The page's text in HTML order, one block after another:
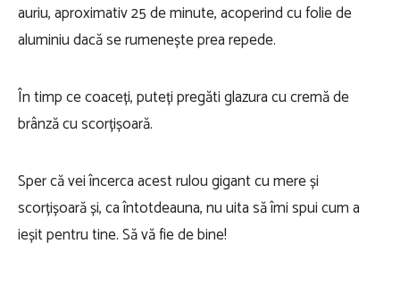
auriu, aproximativ 25 de minute, acoperind cu folie de
aluminiu dacă se rumenește prea repede.
În timp ce coaceți, puteți pregăti glazura cu cremă de
brânză cu scorțișoară.
Sper că vei încerca acest rulou gigant cu mere și
scorțișoară și, ca întotdeauna, nu uita să îmi spui cum a
ieșit pentru tine. Să vă fie de bine!